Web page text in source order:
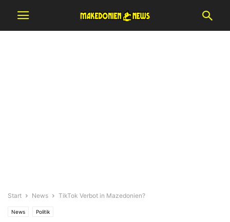
Start News TikTok Verbot in Mazedonien?
News Politik